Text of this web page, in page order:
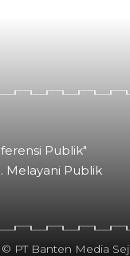
Publik"
Melayani Publik
© PT Banten Media